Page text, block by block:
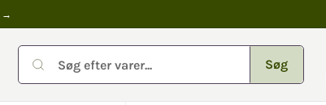
Søg